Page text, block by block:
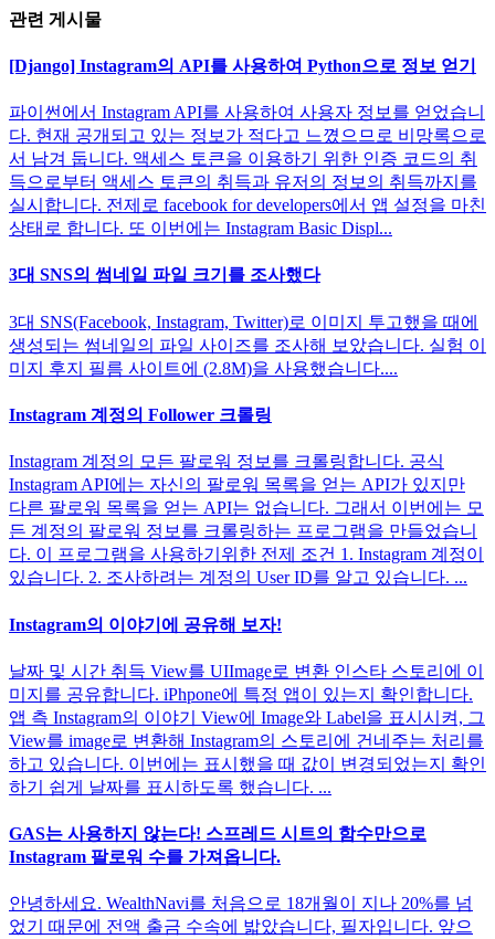
관련 게시물
[Django] Instagram의 API를 사용하여 Python으로 정보 얻기
파이썬에서 Instagram API를 사용하여 사용자 정보를 얻었습니
다. 현재 공개되고 있는 정보가 적다고 느꼈으므로 비망록으로
서 남겨 둡니다. 액세스 토큰을 이용하기 위한 인증 코드의 취
득으로부터 액세스 토큰의 취득과 유저의 정보의 취득까지를
실시합니다. 전제로 facebook for developers에서 앱 설정을 마친
상태로 합니다. 또 이번에는 Instagram Basic Displ...
3대 SNS의 썸네일 파일 크기를 조사했다
3대 SNS(Facebook, Instagram, Twitter)로 이미지 투고했을 때에
생성되는 썸네일의 파일 사이즈를 조사해 보았습니다. 실험 이
미지 후지 필름 사이트에 (2.8M)을 사용했습니다....
Instagram 계정의 Follower 크롤링
Instagram 계정의 모든 팔로워 정보를 크롤링합니다. 공식
Instagram API에는 자신의 팔로워 목록을 얻는 API가 있지만
다른 팔로워 목록을 얻는 API는 없습니다. 그래서 이번에는 모
든 계정의 팔로워 정보를 크롤링하는 프로그램을 만들었습니
다. 이 프로그램을 사용하기위한 전제 조건 1. Instagram 계정이
있습니다. 2. 조사하려는 계정의 User ID를 알고 있습니다. ...
Instagram의 이야기에 공유해 보자!
날짜 및 시간 취득 View를 UIImage로 변환 인스타 스토리에 이
미지를 공유합니다. iPhpone에 특정 앱이 있는지 확인합니다.
앱 측 Instagram의 이야기 View에 Image와 Label을 표시시켜, 그
View를 image로 변환해 Instagram의 스토리에 건네주는 처리를
하고 있습니다. 이번에는 표시했을 때 값이 변경되었는지 확인
하기 쉽게 날짜를 표시하도록 했습니다. ...
GAS는 사용하지 않는다! 스프레드 시트의 함수만으로
Instagram 팔로워 수를 가져옵니다.
안녕하세요. WealthNavi를 처음으로 18개월이 지나 20%를 넘
었기 때문에 전액 출금 수속에 밟았습니다, 필자입니다. 앞으